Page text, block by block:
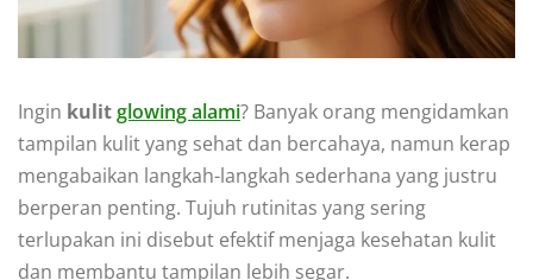
Ingin kulitglowing alami? Banyak orang mengidamkan
tampilan kulit yang sehat dan bercahaya, namun kerap
mengabaikan langkah-langkah sederhana yang justru
berperan penting. Tujuh rutinitas yang sering
terlupakan ini disebut efektif menjaga kesehatan kulit
dan membantu tampilan lebih segar.